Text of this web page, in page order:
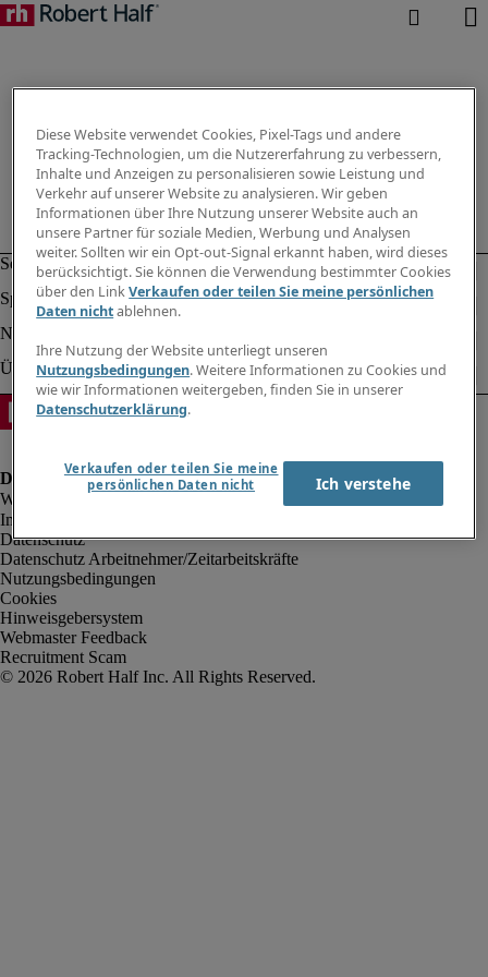
Impressum
Datenschutz
Datenschutz Arbeitnehmer/Zeitarbeitskräfte
Nutzungsbedingungen
Cookies
Hinweisgebersystem
Webmaster Feedback
Recruitment Scam
Diese Website verwendet Cookies, Pixel-Tags und andere
Tracking-Technologien, um die Nutzererfahrung zu verbessern,
Inhalte und Anzeigen zu personalisieren sowie Leistung und
Verkehr auf unserer Website zu analysieren. Wir geben
Informationen über Ihre Nutzung unserer Website auch an
unsere Partner für soziale Medien, Werbung und Analysen
weiter. Sollten wir ein Opt-out-Signal erkannt haben, wird dieses
berücksichtigt. Sie können die Verwendung bestimmter Cookies
über den LinkVerkaufen oder teilen Sie meine persönlichen
Daten nichtablehnen.
Ihre Nutzung der Website unterliegt unseren
Nutzungsbedingungen. Weitere Informationen zu Cookies und
wie wir Informationen weitergeben, finden Sie in unserer
Datenschutzerklärung.
Verkaufen oder teilen Sie meine
persönlichen Daten nicht
Ich verstehe